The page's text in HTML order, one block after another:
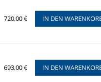
720,00 € IN DEN
693,00 € IN DEN